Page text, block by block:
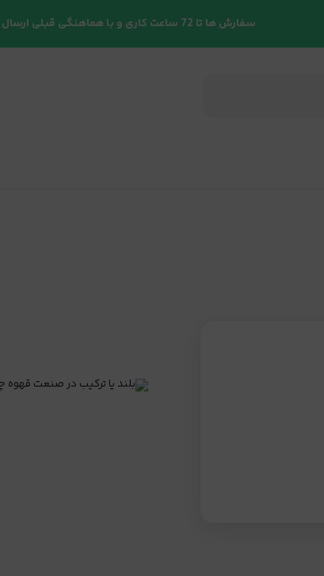
سفارش ها تا 72 ساعت کاری و با هماهنگی قبلی ارسال میگردند.